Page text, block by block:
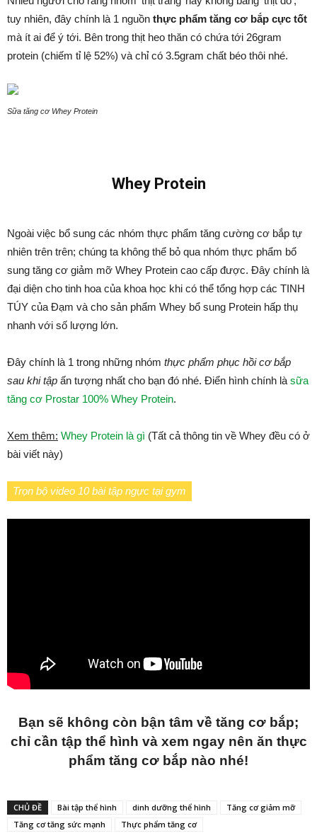
tuy nhiên, đây chính là 1 nguồn thực phẩm tăng cơ bắp cực tốt
mà ít ai để ý tới. Bên trong thịt heo thăn có chứa tới 26gram
protein (chiếm tỉ lệ 52%) và chỉ có 3.5gram chất béo thôi nhé.
Sữa tăng cơ Whey Protein
Whey Protein
Ngoài việc bổ sung các nhóm thực phẩm tăng cường cơ bắp tự
nhiên trên trên; chúng ta không thể bỏ qua nhóm thực phẩm bổ
sung tăng cơ giảm mỡ Whey Protein cao cấp được. Đây chính là
đại diện cho tinh hoa của khoa học khi có thể tổng hợp các TINH
TÚY của Đạm và cho sản phẩm Whey bổ sung Protein hấp thụ
nhanh với số lượng lớn.
Đây chính là 1 trong những nhóm thực phẩm phục hồi cơ bắp
sau khi tập ấn tượng nhất cho bạn đó nhé. Điển hình chính là sữa
tăng cơ Prostar 100% Whey Protein.
Xem thêm: Whey Protein là gì (Tất cả thông tin về Whey đều có ở
bài viết này)
Trọn bộ video 10 bài tập ngực tại gym
Bạn sẽ không còn bận tâm về tăng cơ bắp;
chỉ cần tập thể hình và xem ngay nên ăn thực
phẩm tăng cơ bắp nào nhé!
CHỦ ĐỀ Bài tập thể hình dinh dưỡng thể hình
Tăng cơ giảm mỡ
Tăng cơ tăng sức mạnh
Thực phẩm tăng cơ